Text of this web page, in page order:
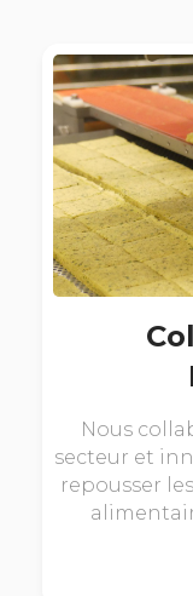
Nous
secteur et
repousser